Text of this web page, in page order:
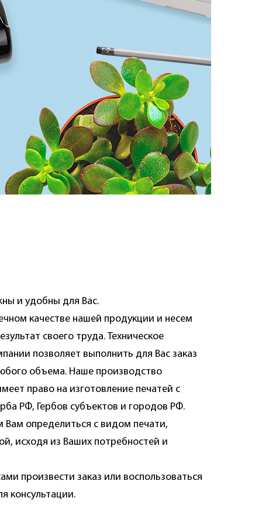
и удобны для Вас.
качестве нашей продукции и несем
своего труда. Техническое
позволяет выполнить для Вас заказ
объема. Наше производство
право на изготовление печатей с
РФ, Гербов субъектов и городов РФ.
определиться с видом печати,
исходя из Ваших потребностей и
произвести заказ или воспользоваться
консультации.